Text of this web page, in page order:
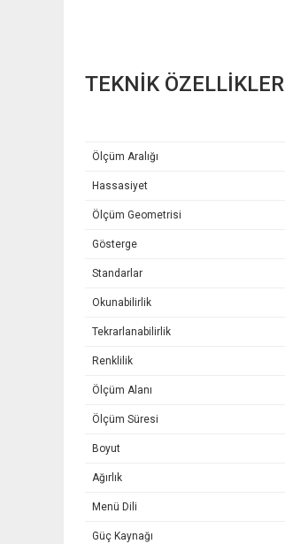
TEKNİK ÖZELLİKLER
Ölçüm Aralığı
Hassasiyet
Ölçüm Geometrisi
Gösterge
Standarlar
Okunabilirlik
Tekrarlanabilirlik
Renklilik
Ölçüm Alanı
Ölçüm Süresi
Boyut
Ağırlık
Menü Dili
Güç Kaynağı